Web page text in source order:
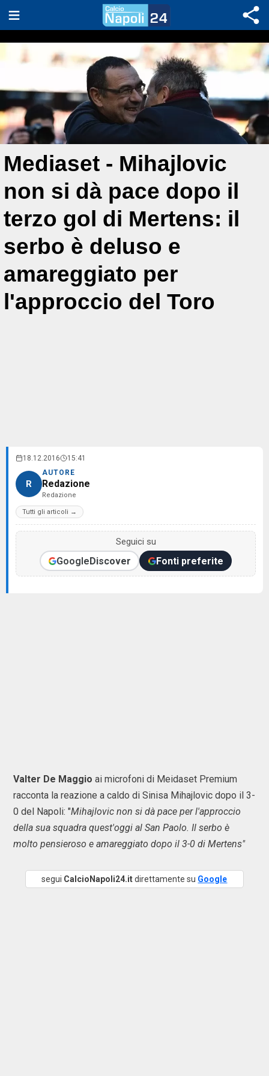
Mediaset - Mihajlovic
non si dà pace dopo il
terzo gol di Mertens: il
serbo è deluso e
amareggiato per
l'approccio del Toro
18.12.2016 15:41
R
AUTORE
Redazione
Redazione
Tutti gli articoli →
Seguici su
GoogleDiscover Fonti preferite
Valter De Maggio ai microfoni di Meidaset Premium
racconta la reazione a caldo di Sinisa Mihajlovic dopo il 3-
0 del Napoli: "Mihajlovic non si dà pace per l'approccio
della sua squadra quest'oggi al San Paolo. Il serbo è
molto pensieroso e amareggiato dopo il 3-0 di Mertens"
segui CalcioNapoli24.itdirettamente su Google